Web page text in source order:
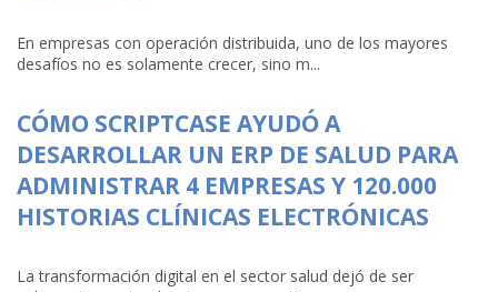
En empresas con operación distribuida, uno de los mayores
desafíos no es solamente crecer, sino m...
CÓMO SCRIPTCASE AYUDÓ A
DESARROLLAR UN ERP DE SALUD PARA
ADMINISTRAR 4 EMPRESAS Y 120.000
HISTORIAS CLÍNICAS ELECTRÓNICAS
La transformación digital en el sector salud dejó de ser